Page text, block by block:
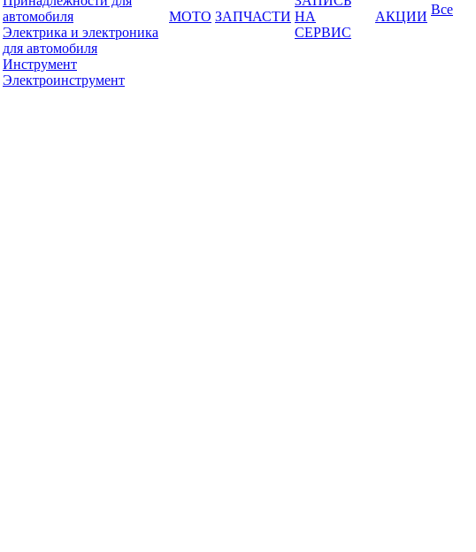
автомобиля
Электрика и электроника
для автомобиля
Инструмент
Электроинструмент
МОТО ЗАПЧАСТИ НА
СЕРВИС
АКЦИИ Все